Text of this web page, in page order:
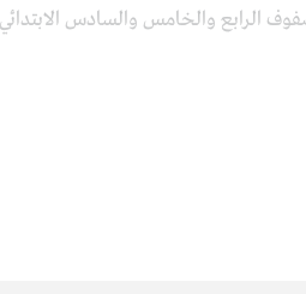
صفوف الرابع والخامس والسادس